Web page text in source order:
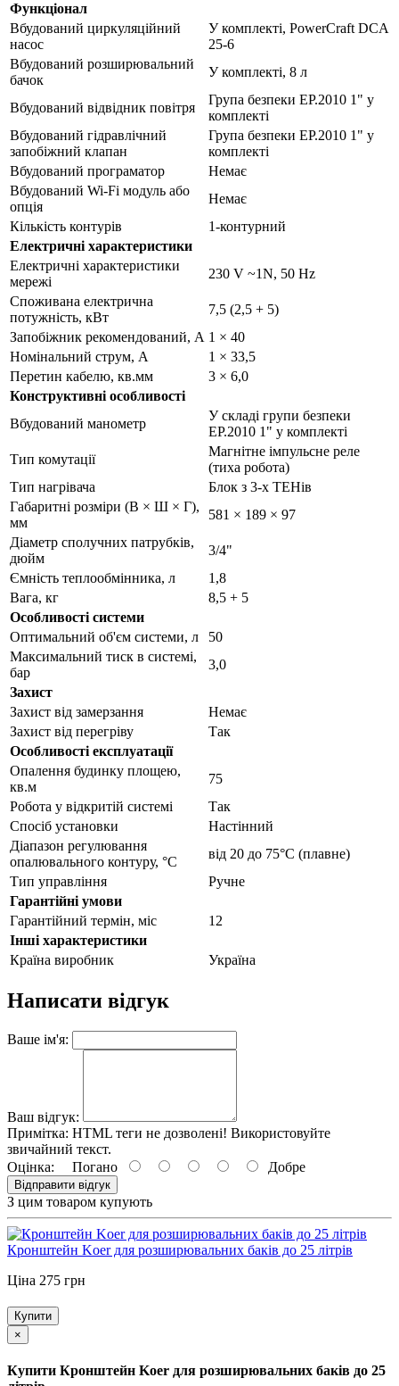
Функціонал
Вбудований циркуляційний
насос
У комплекті, PowerCraft DCA
25-6
Вбудований розширювальний
бачок
У комплекті, 8 л
Вбудований відвідник повітря
Група безпеки EP.2010 1" у
комплекті
Вбудований гідравлічний
запобіжний клапан
Група безпеки EP.2010 1" у
комплекті
Вбудований програматор
Немає
Вбудований Wi-Fi модуль або
опція
Немає
Кількість контурів
1-контурний
Електричні характеристики
Електричні характеристики
мережі
230 V ~1N, 50 Hz
Споживана електрична
потужність, кВт
7,5 (2,5 + 5)
Запобіжник рекомендований, А 1 × 40
Номінальний струм, А
1 × 33,5
Перетин кабелю, кв.мм
3 × 6,0
Конструктивні особливості
Вбудований манометр
У складі групи безпеки
EP.2010 1" у комплекті
Тип комутації
Магнітне імпульсне реле
(тиха робота)
Тип нагрівача
Блок з 3-х ТЕНів
Габаритні розміри (В × Ш × Г),
мм
581 × 189 × 97
Діаметр сполучних патрубків,
дюйм
3/4"
Ємність теплообмінника, л
1,8
Вага, кг
8,5 + 5
Особливості системи
Оптимальний об'єм системи, л
50
Максимальний тиск в системі,
бар
3,0
Захист
Захист від замерзання
Немає
Захист від перегріву
Так
Особливості експлуатації
Опалення будинку площею,
кв.м
75
Робота у відкритій системі
Так
Спосіб установки
Настінний
Діапазон регулювання
опалювального контуру, °С
від 20 до 75°С (плавне)
Тип управління
Ручне
Гарантійні умови
Гарантійний термін, міс
12
Інші характеристики
Країна виробник
Україна
Написати відгук
Ваше ім'я:
Ваш відгук:
Примітка: HTML теги не дозволені! Використовуйте
звичайний текст.
Оцінка: Погано Добре
Відправити відгук
З цим товаром купують
Кронштейн Koer для розширювальних баків до 25 літрів
Ціна 275 грн
Купити
×
Купити Кронштейн Koer для розширювальних баків до 25